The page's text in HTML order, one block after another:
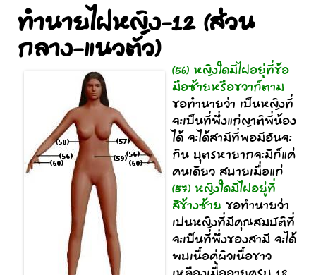
ทำนายไฝหญิง-12 (ส่วน
กลาง-แนวตัว) (56) หญิงใดมีไฝอยู่ที่ข้อ
มือซ้ายหรือขวาก็ตาม
ขอทำนายว่า เป็นหญิงที่
จะเป็นที่พึ่งแก่ญาติพี่น้อง
ได้ จะได้สามีที่พอมีอันจะ
กิน บุตรหายากจะมีก็แค่
คนเดียว สบายเมื่อแก่
(57) หญิงใดมีไฝอยู่ที่
สีข้างซ้ายขอทำนายว่า
เปนหญิงที่มีคุณสมบัติที่
จะเป็นที่พึ่งของสามี จะได้
พบเนื้อคู่ผิวเนื้อขาว